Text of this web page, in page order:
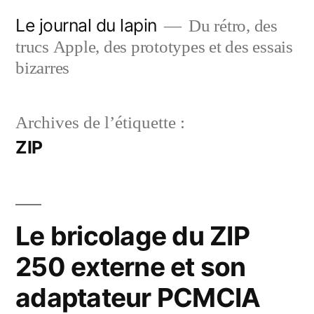
contenu
Le journal du lapin
Du rétro, des
trucs Apple, des prototypes et des essais
bizarres
Archives de l’étiquette :
ZIP
Le bricolage du ZIP
250 externe et son
adaptateur PCMCIA